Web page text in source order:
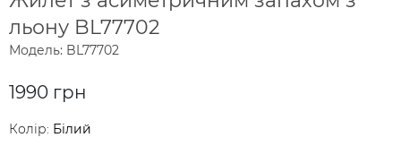
льону BL77702
Модель: BL77702
1990 грн
Колір: Білий